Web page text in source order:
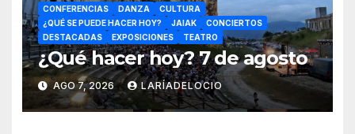
CONFERENCIAS DANZA
CULTURA
¿QUÉ SE PUEDE HACER HOY?
JAIAK
CONCIERTOS
DESTACADAS
EXPOSICIONES TEATRO
¿Qué hacer hoy? 7 de agosto
AGO 7, 2026 LARÍADELOCIO